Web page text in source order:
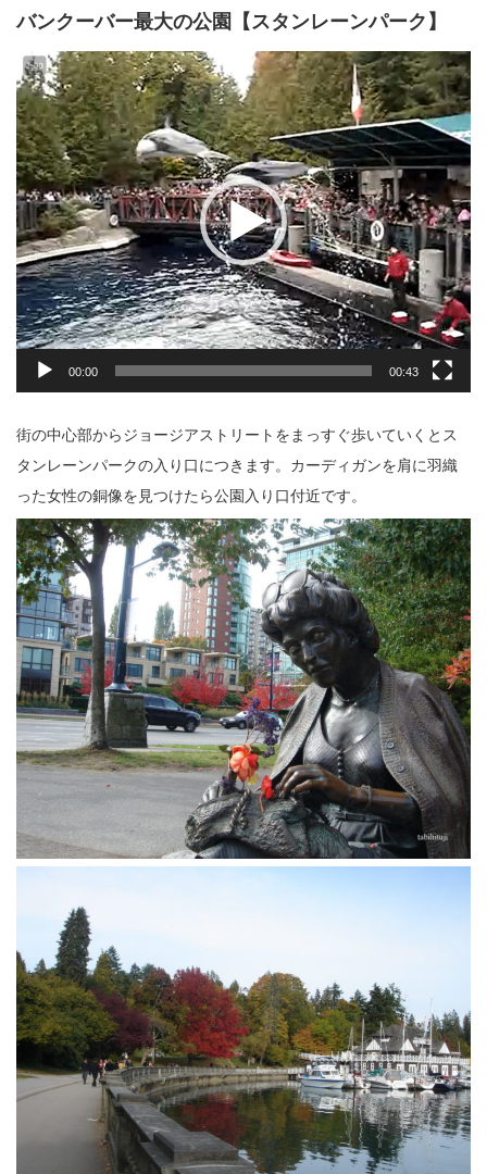
バンクーバー最大の公園【スタンレーンパーク】
動
画
プ
レ
ー
ヤ
ー
00:00 00:43
街の中心部からジョージアストリートをまっすぐ歩いていくとス
タンレーンパークの入り口につきます。カーディガンを肩に羽織
った女性の銅像を見つけたら公園入り口付近です。